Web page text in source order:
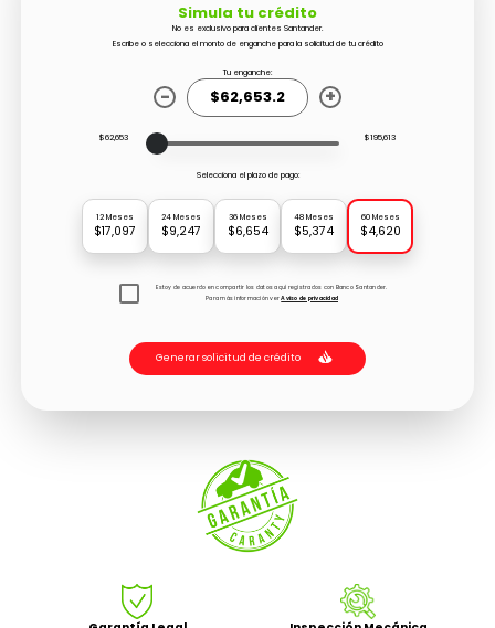
Simula tu crédito
No es exclusivo para clientes Santander.
Escribe o selecciona el monto de enganche para la solicitud de tu crédito
Tu enganche:
- +
$62,653 $195,613
Selecciona el plazo de pago:
12 Meses
$17,097
24 Meses
$9,247
36 Meses
$6,654
48 Meses
$5,374
60 Meses
$4,620
Estoy de acuerdo en compartir los datos aquí registrados con Banco Santander.
Para más información verAviso de privacidad
Generar solicitud de crédito